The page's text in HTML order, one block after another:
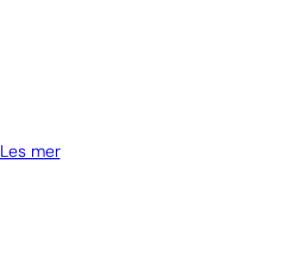
Les mer